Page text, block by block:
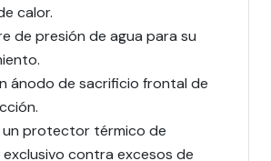
calor.
de presión de agua para su
ánodo de sacrificio frontal de
protector térmico de
contra excesos de